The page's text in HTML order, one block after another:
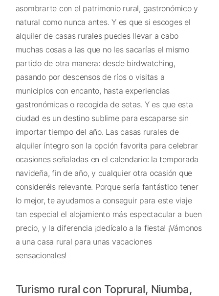
asombrarte con el patrimonio rural, gastronómico y
natural como nunca antes. Y es que si escoges el
alquiler de casas rurales puedes llevar a cabo
muchas cosas a las que no les sacarías el mismo
partido de otra manera: desde birdwatching,
pasando por descensos de ríos o visitas a
municipios con encanto, hasta experiencias
gastronómicas o recogida de setas. Y es que esta
ciudad es un destino sublime para escaparse sin
importar tiempo del año. Las casas rurales de
alquiler íntegro son la opción favorita para celebrar
ocasiones señaladas en el calendario: la temporada
navideña, fin de año, y cualquier otra ocasión que
consideréis relevante. Porque sería fantástico tener
lo mejor, te ayudamos a conseguir para este viaje
tan especial el alojamiento más espectacular a buen
precio, y la diferencia ¡dedícalo a la fiesta! ¡Vámonos
a una casa rural para unas vacaciones
sensacionales!
Turismo rural con Toprural, Niumba,